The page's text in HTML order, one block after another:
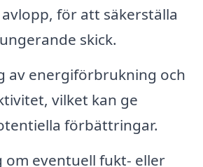
för att säkerställa
skick.
av energiförbrukning och
vilket kan ge
förbättringar.
om eventuell fukt- eller